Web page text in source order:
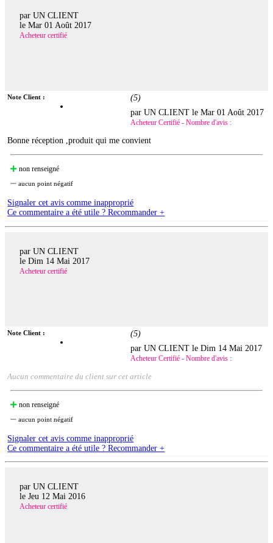
par UN CLIENT
le Mar 01 Août 2017
Acheteur certifié
Note Client : (5)
par UN CLIENT leMar 01 Août 2017
Acheteur Certifié - Nombre d'avis :
Bonne réception ,produit qui me convient
non renseigné
aucun point négatif
Signaler cet avis comme inapproprié
Ce commentaire a été utile ? Recommander +
par UN CLIENT
le Dim 14 Mai 2017
Acheteur certifié
Note Client : (5)
par UN CLIENT leDim 14 Mai 2017
Acheteur Certifié - Nombre d'avis :
Aucun commentaire du client sur cet article
non renseigné
aucun point négatif
Signaler cet avis comme inapproprié
Ce commentaire a été utile ? Recommander +
par UN CLIENT
le Jeu 12 Mai 2016
Acheteur certifié